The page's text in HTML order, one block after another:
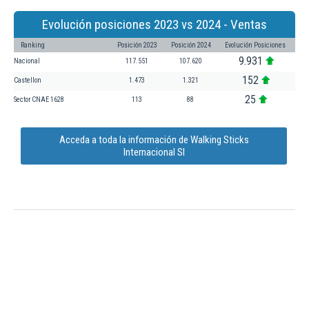
Evolución posiciones 2023 vs 2024 - Ventas
Ranking Posición 2023 Posición 2024 Evolución Posiciones
Nacional 117.551 107.620 9.931
Castellon 1.473 1.321 152
Sector CNAE 1628 113 88 25
Acceda a toda la información de Walking Sticks
Internacional Sl